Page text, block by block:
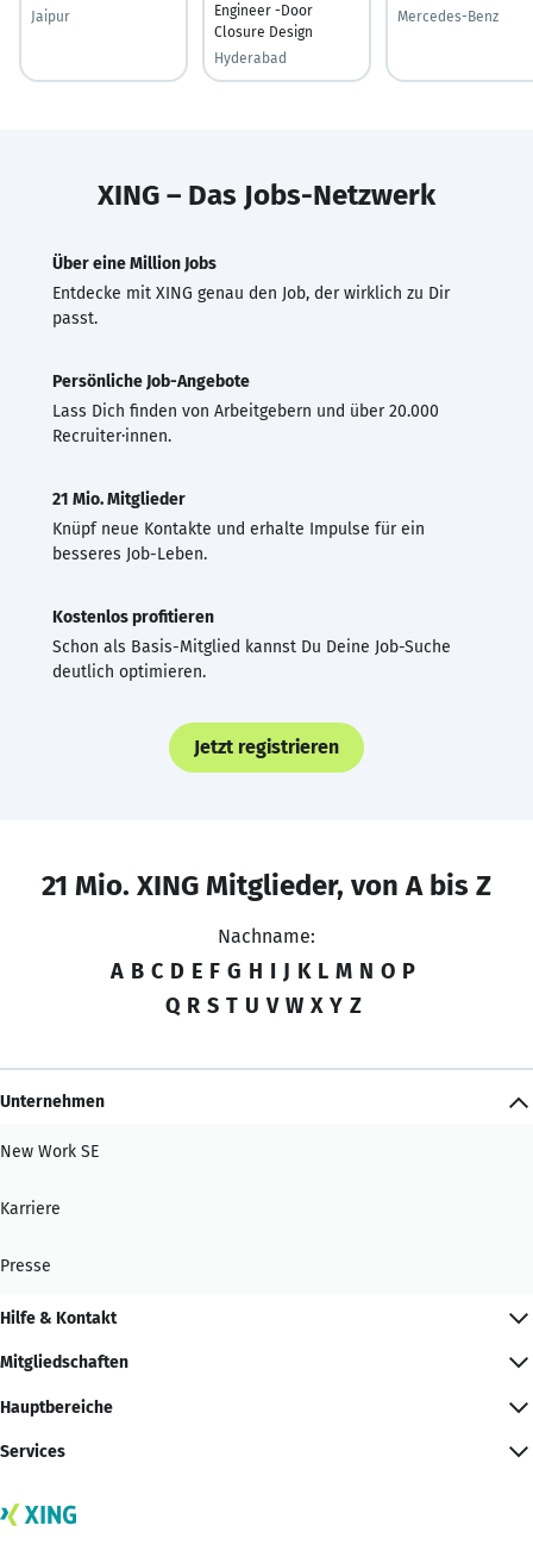
Jaipur
Engineer -Door
Closure Design
Hyderabad
Mercedes-Benz
XING – Das Jobs-Netzwerk
Über eine Million Jobs
Entdecke mit XING genau den Job, der wirklich zu Dir
passt.
Persönliche Job-Angebote
Lass Dich finden von Arbeitgebern und über 20.000
Recruiter·innen.
21 Mio. Mitglieder
Knüpf neue Kontakte und erhalte Impulse für ein
besseres Job-Leben.
Kostenlos profitieren
Schon als Basis-Mitglied kannst Du Deine Job-Suche
deutlich optimieren.
Jetzt registrieren
21 Mio. XING Mitglieder, von A bis Z
Nachname:
A B C D E F G H I J K L M N O P
Q R S T U V W X Y Z
Unternehmen
New Work SE
Karriere
Presse
Hilfe & Kontakt
Mitgliedschaften
Hauptbereiche
Services